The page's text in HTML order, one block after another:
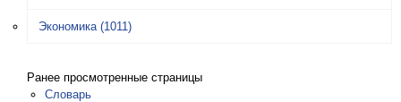
Экономика (1011)
Ранее просмотренные страницы
Словарь